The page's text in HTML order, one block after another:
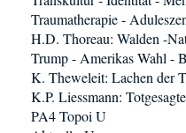
Traumatherapie -
H.D. Thoreau: Walden -
Trump - Amerikas Wahl -
K. Theweleit: Lachen der
K.P. Liessmann:
PA4 Topoi U